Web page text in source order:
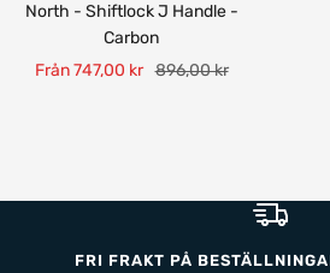
North - Shiftlock J Handle -
Carbon
Rea-
Från 747,00 kr Pris
896,00 kr
FRI FRAKT PÅ